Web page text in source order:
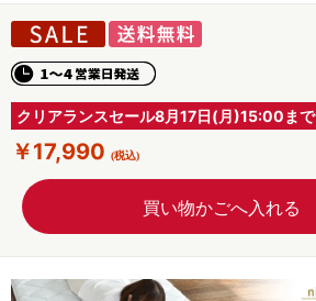
クリアランスセール8月17日(月)15:00まで
￥17,990